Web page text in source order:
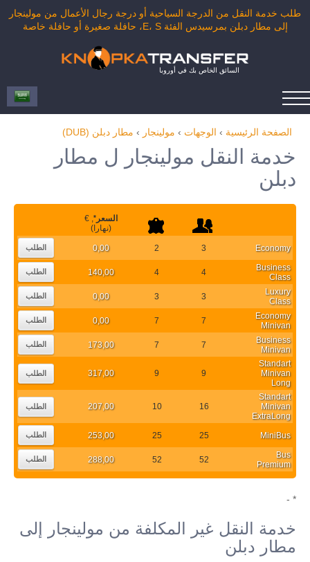
طلب خدمة النقل من الدرجة السياحية أو درجة رجال الأعمال من مولينجار
إلى مطار دبلن بمرسيدس الفئة E، S، حافلة صغيرة أو حافلة خاصة
السائق الخاص بك في أوروبا
الصفحة الرئيسية › الوجهات › مولينجار › مطار دبلن (DUB)
خدمة النقل مولينجار ل مطار
دبلن
السعر *
, €
(نهارا)
Economy
3
2
0,00 الطلب
Business
Class
4
4
140,00 الطلب
Luxury
Class
3
3
0,00 الطلب
Economy
Minivan
7
7
0,00 الطلب
Business
Minivan
7
7
173,00 الطلب
Standart
Minivan
Long
9
9
317,00 الطلب
Standart
Minivan
ExtraLong
16
10
207,00 الطلب
MiniBus
25
25
253,00 الطلب
Bus
Premium
52
52
288,00 الطلب
* -
خدمة النقل غير المكلفة من مولينجار إلى
مطار دبلن